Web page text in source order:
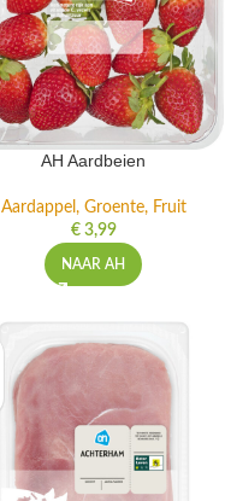
AH Aardbeien
Aardappel, Groente, Fruit
€3,99
NAAR AH